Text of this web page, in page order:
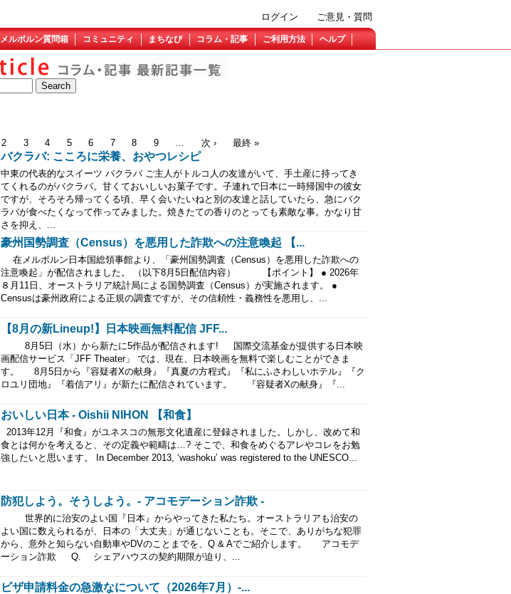
ご意見・質問
ログイン
メルボルン質問箱 コミュニティ まちなび コラム・記事 ご利用方法 ヘルプ
2 3 4 5 6 7 8 9 次 › 最終 »
バクラバ: こころに栄養、おやつレシピ
中東の代表的なスイーツ バクラバ ご主人がトルコ人の友達がいて、手土産に持ってき
てくれるのがバクラバ。甘くておいしいお菓子です。子連れで日本に一時帰国中の彼女
ですが、そろそろ帰ってくる頃、早く会いたいねと別の友達と話していたら、急にバク
ラバが食べたくなって作ってみました。焼きたての香りのとっても素敵な事。かなり甘
さを抑え、...
豪州国勢調査（Census）を悪用した詐欺への注意喚起 【...
在メルボルン日本国総領事館より、「豪州国勢調査（Census）を悪用した詐欺への
注意喚起」が配信されました。 （以下8月5日配信内容） 【ポイント】 ● 2026年
８月11日、オーストラリア統計局による国勢調査（Census）が実施されます。 ●
Censusは豪州政府による正規の調査ですが、その信頼性・義務性を悪用し、...
【8月の新Lineup!】日本映画無料配信 JFF...
8月5日（水）から新たに5作品が配信されます! 国際交流基金が提供する日本映
画配信サービス「JFF Theater」 では、現在、日本映画を無料で楽しむことができま
す。 8月5日から『容疑者Xの献身』『真夏の方程式』『私にふさわしいホテル』『ク
ロユリ団地』『着信アリ』が新たに配信されています。 『容疑者Xの献身』『...
おいしい日本 - Oishii NIHON 【和食】
2013年12月『和食』がユネスコの無形文化遺産に登録されました。しかし、改めて和
食とは何かを考えると、その定義や範疇は…? そこで、和食をめぐるアレやコレをお勉
強したいと思います。 In December 2013, ʻwashokuʼ was registered to the UNESCO...
防犯しよう。そうしよう。- アコモデーション詐欺 -
世界的に治安のよい国『日本』からやってきた私たち。オーストラリアも治安の
よい国に数えられるが、日本の「大丈夫」が通じないことも。そこで、ありがちな犯罪
から、意外と知らない自動車やDVのことまでを、Q & Aでご紹介します。 アコモデ
ーション詐欺 Q. シェアハウスの契約期限が迫り、...
ビザ申請料金の急激なについて（2026年7月）-...